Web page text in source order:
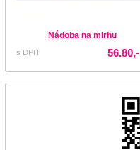
Nádoba na mirhu
s DPH